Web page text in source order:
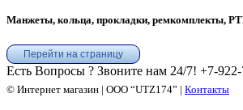
Манжеты, кольца, прокладки, ремкомплекты,
Перейти на страницу
Есть Вопросы ? Звоните нам 24/7! +7-922-
© Интернет магазин | ООО “UTZ174” | Контакты